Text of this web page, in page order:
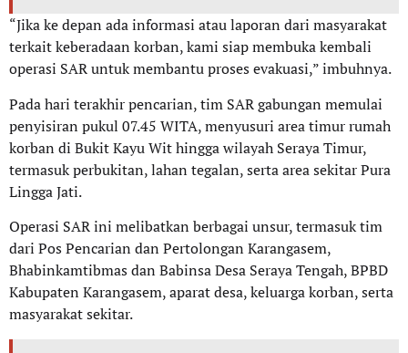
“Jika ke depan ada informasi atau laporan dari masyarakat
terkait keberadaan korban, kami siap membuka kembali
operasi SAR untuk membantu proses evakuasi,” imbuhnya.
Pada hari terakhir pencarian, tim SAR gabungan memulai
penyisiran pukul 07.45 WITA, menyusuri area timur rumah
korban di Bukit Kayu Wit hingga wilayah Seraya Timur,
termasuk perbukitan, lahan tegalan, serta area sekitar Pura
Lingga Jati.
Operasi SAR ini melibatkan berbagai unsur, termasuk tim
dari Pos Pencarian dan Pertolongan Karangasem,
Bhabinkamtibmas dan Babinsa Desa Seraya Tengah, BPBD
Kabupaten Karangasem, aparat desa, keluarga korban, serta
masyarakat sekitar.